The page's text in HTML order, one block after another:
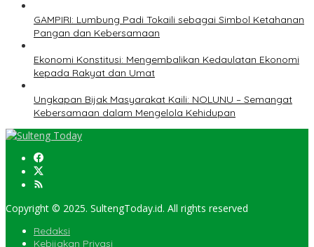
GAMPIRI: Lumbung Padi Tokaili sebagai Simbol Ketahanan
Pangan dan Kebersamaan
Ekonomi Konstitusi: Mengembalikan Kedaulatan Ekonomi
kepada Rakyat dan Umat
Ungkapan Bijak Masyarakat Kaili: NOLUNU – Semangat
Kebersamaan dalam Mengelola Kehidupan
Copyright © 2025. SultengToday.id. All rights reserved
Redaksi
Kebijakan Privasi